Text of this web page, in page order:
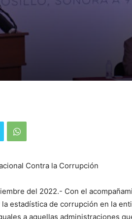
Contra la Corrupción
del 2022.- Con el
estadística de corrupción en la
a aquellas administraciones